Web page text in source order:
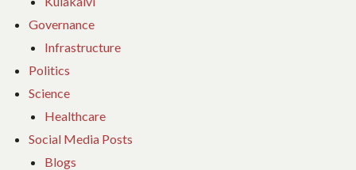
Governance
Infrastructure
Politics
Science
Healthcare
Social Media Posts
Blogs